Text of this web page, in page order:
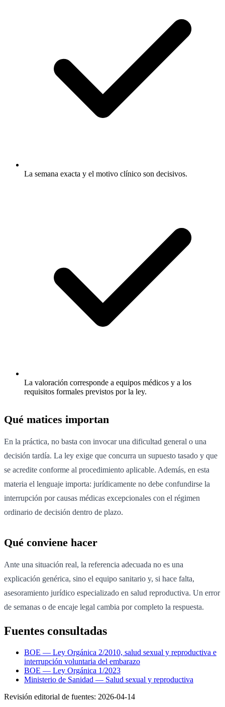
La semana exacta y el motivo clínico son decisivos.
La valoración corresponde a equipos médicos y a los
requisitos formales previstos por la ley.
Qué matices importan
En la práctica, no basta con invocar una dificultad general o una
decisión tardía. La ley exige que concurra un supuesto tasado y que
se acredite conforme al procedimiento aplicable. Además, en esta
materia el lenguaje importa: jurídicamente no debe confundirse la
interrupción por causas médicas excepcionales con el régimen
ordinario de decisión dentro de plazo.
Qué conviene hacer
Ante una situación real, la referencia adecuada no es una
explicación genérica, sino el equipo sanitario y, si hace falta,
asesoramiento jurídico especializado en salud reproductiva. Un error
de semanas o de encaje legal cambia por completo la respuesta.
Fuentes consultadas
BOE — Ley Orgánica 2/2010, salud sexual y reproductiva e
interrupción voluntaria del embarazo
BOE — Ley Orgánica 1/2023
Ministerio de Sanidad — Salud sexual y reproductiva
Revisión editorial de fuentes: 2026-04-14